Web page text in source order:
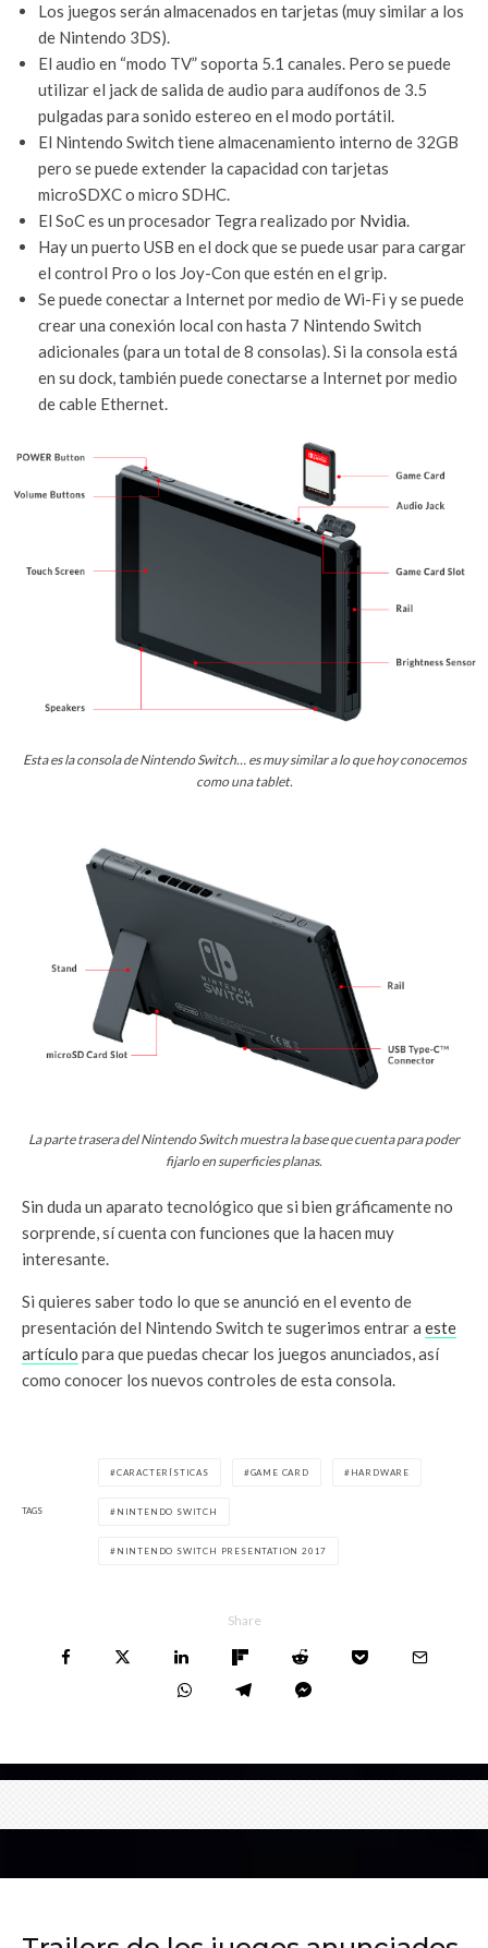
Los juegos serán almacenados en tarjetas (muy similar a los
de Nintendo 3DS).
El audio en “modo TV” soporta 5.1 canales. Pero se puede
utilizar el jack de salida de audio para audífonos de 3.5
pulgadas para sonido estereo en el modo portátil.
El Nintendo Switch tiene almacenamiento interno de 32GB
pero se puede extender la capacidad con tarjetas
microSDXC o micro SDHC.
El SoC es un procesador Tegra realizado por Nvidia.
Hay un puerto USB en el dock que se puede usar para cargar
el control Pro o los Joy-Con que estén en el grip.
Se puede conectar a Internet por medio de Wi-Fi y se puede
crear una conexión local con hasta 7 Nintendo Switch
adicionales (para un total de 8 consolas). Si la consola está
en su dock, también puede conectarse a Internet por medio
de cable Ethernet.
Esta es la consola de Nintendo Switch… es muy similar a lo que hoy conocemos
como una tablet.
La parte trasera del Nintendo Switch muestra la base que cuenta para poder
fijarlo en superficies planas.
Sin duda un aparato tecnológico que si bien gráficamente no
sorprende, sí cuenta con funciones que la hacen muy
interesante.
Si quieres saber todo lo que se anunció en el evento de
presentación del Nintendo Switch te sugerimos entrar a este
artículo para que puedas checar los juegos anunciados, así
como conocer los nuevos controles de esta consola.
TAGS
CARACTERÍSTICAS GAME CARD HARDWARE
NINTENDO SWITCH
NINTENDO SWITCH PRESENTATION 2017
Share